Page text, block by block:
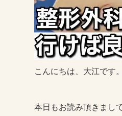
こんにちは、大江です。
本日もお読み頂きまし